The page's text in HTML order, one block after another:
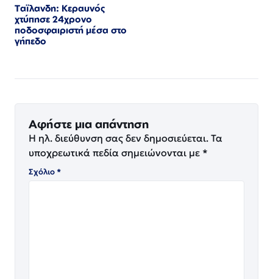
Ταϊλανδη: Κεραυνός
χτύπησε 24χρονο
ποδοσφαιριστή μέσα στο
γήπεδο
Αφήστε μια απάντηση
Η ηλ. διεύθυνση σας δεν δημοσιεύεται. Τα
υποχρεωτικά πεδία σημειώνονται με *
Σχόλιο*